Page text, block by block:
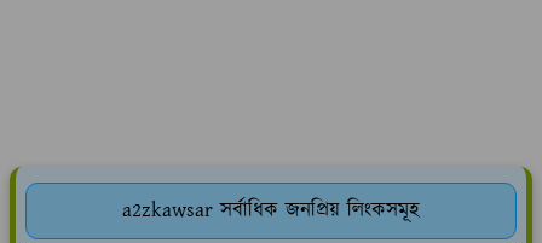
a2zkawsar সর্বাধিক জনপ্রিয় লিংকসমূহ